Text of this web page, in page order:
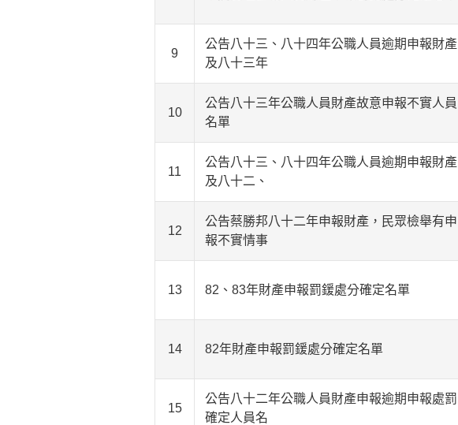
9
公告八十三、八十四年公職人員逾期申報財產
及八十三年
10
公告八十三年公職人員財產故意申報不實人員
名單
11
公告八十三、八十四年公職人員逾期申報財產
及八十二、
12
公告蔡勝邦八十二年申報財產，民眾檢舉有申
報不實情事
13 82、83年財產申報罰鍰處分確定名單
14 82年財產申報罰鍰處分確定名單
15
公告八十二年公職人員財產申報逾期申報處罰
確定人員名